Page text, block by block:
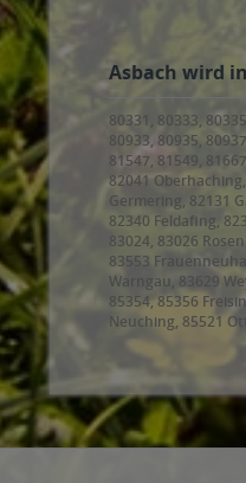
Asbach wird
80331, 80333,
80933, 80935,
81547, 81549,
82041
Germering, 82131
82340 Feldafing,
83024, 83026
83553
Warngau, 83629
85354, 85356
Neuching, 85521
85591
Höhenkirchen-
Hohenbrunn,
Oberschleißheim,